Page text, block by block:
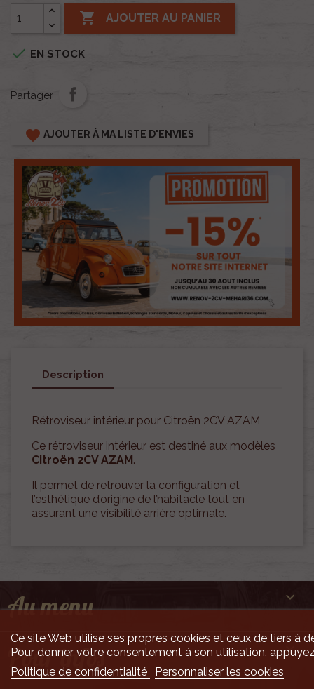
 AJOUTER AU PANIER
 EN STOCK
Partager
favorite AJOUTER À MA LISTE D'ENVIES
Description
Rétroviseur intérieur pour Citroën 2CV AZAM
Ce rétroviseur intérieur est destiné aux modèles
Citroën 2CV AZAM.
Il permet de retrouver la configuration et
l’esthétique d’origine de l’habitacle tout en
assurant une visibilité arrière optimale.
Au menu 
Pour infos 
Ce site Web utilise ses propres cookies et ceux de tiers à
Pour donner votre consentement à son utilisation,
Politique de confidentialité
Personnaliser les cookies